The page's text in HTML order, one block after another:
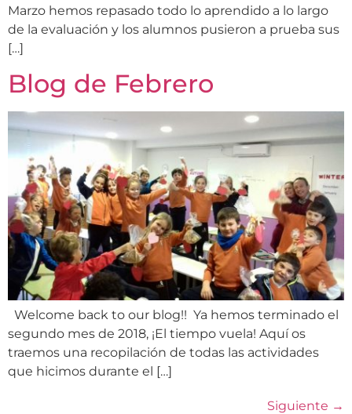
Marzo hemos repasado todo lo aprendido a lo largo
de la evaluación y los alumnos pusieron a prueba sus
[…]
Blog de Febrero
Welcome back to our blog!! Ya hemos terminado el
segundo mes de 2018, ¡El tiempo vuela! Aquí os
traemos una recopilación de todas las actividades
que hicimos durante el […]
Siguiente →